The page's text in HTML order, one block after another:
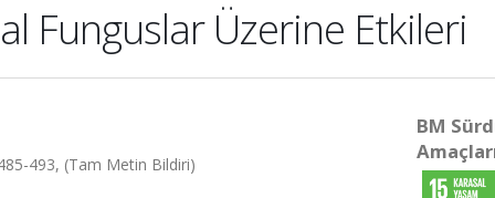
Funguslar Üzerine Etkileri
493, (Tam Metin Bildiri)
BM